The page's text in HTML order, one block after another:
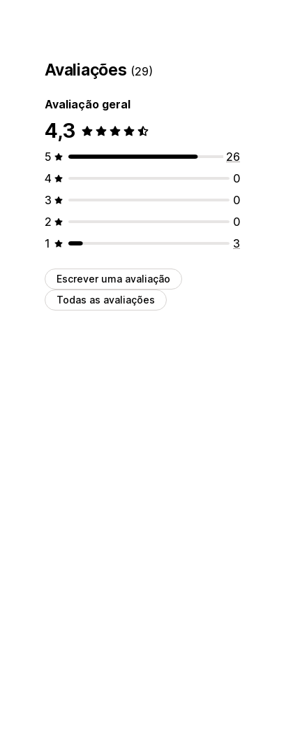
Avaliações (29)
Avaliação geral
4,3
5
26
4
0
3
0
2
0
1
3
Escrever uma avaliação
Todas as avaliações